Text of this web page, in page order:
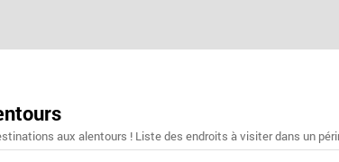
aux alentours ! Liste des endroits à visiter dans un